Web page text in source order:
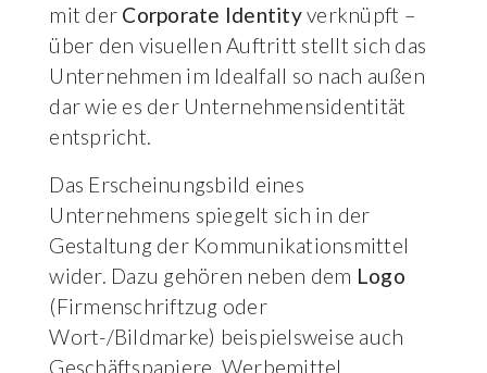
mit der Corporate Identityverknüpft –
über den visuellen Auftritt stellt sich das
Unternehmen im Idealfall so nach außen
dar wie es der Unternehmensidentität
entspricht.
Das Erscheinungsbild eines
Unternehmens spiegelt sich in der
Gestaltung der Kommunikationsmittel
wider. Dazu gehören neben dem Logo
(Firmenschriftzug oder
Wort-/Bildmarke) beispielsweise auch
Geschäftspapiere, Werbemittel,